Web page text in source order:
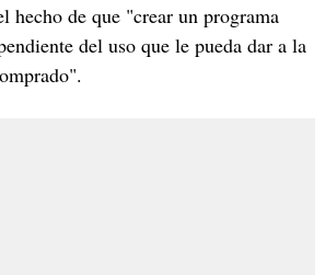
hecho de que "crear un programa
del uso que le pueda dar a la